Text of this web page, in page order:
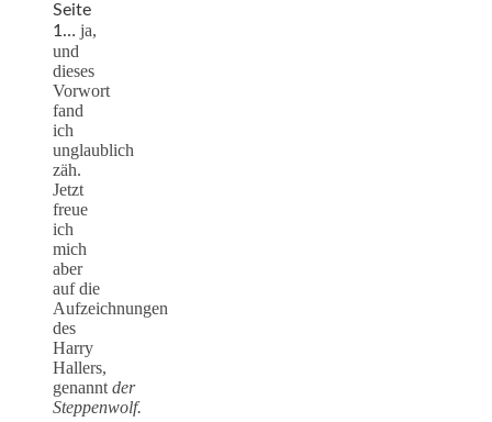
Seite
1… ja,
und
dieses
Vorwort
fand
ich
unglaublich
zäh.
Jetzt
freue
ich
mich
aber
auf die
Aufzeichnungen
des
Harry
Hallers,
genannt der
Steppenwolf.